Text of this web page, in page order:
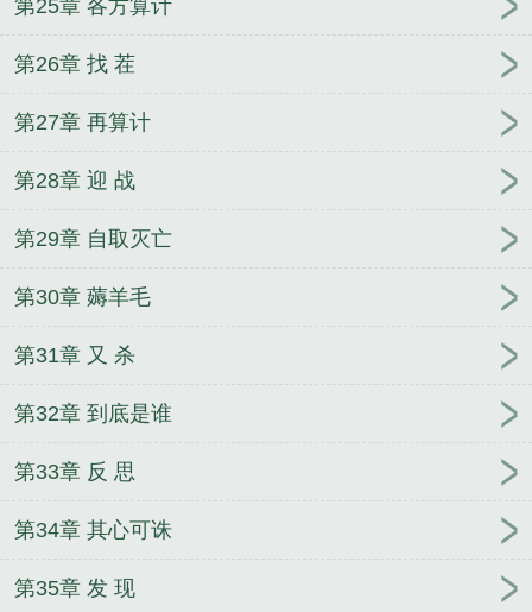
第25章 各方算计
第26章 找 茬
第27章 再算计
第28章 迎 战
第29章 自取灭亡
第30章 薅羊毛
第31章 又 杀
第32章 到底是谁
第33章 反 思
第34章 其心可诛
第35章 发 现